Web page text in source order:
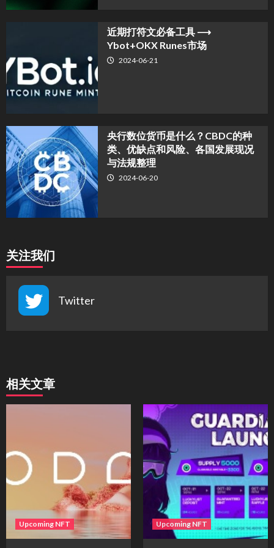
近期打符文必备工具 ⟶
Ybot+OKX Runes市场
2024-06-21
央行数位货币是什么？CBDC的种
类、优缺点和风险、各国发展现况
与法规整理
2024-06-20
关注我们
Twitter
相关文章
Upcoming NFT Upcoming NFT